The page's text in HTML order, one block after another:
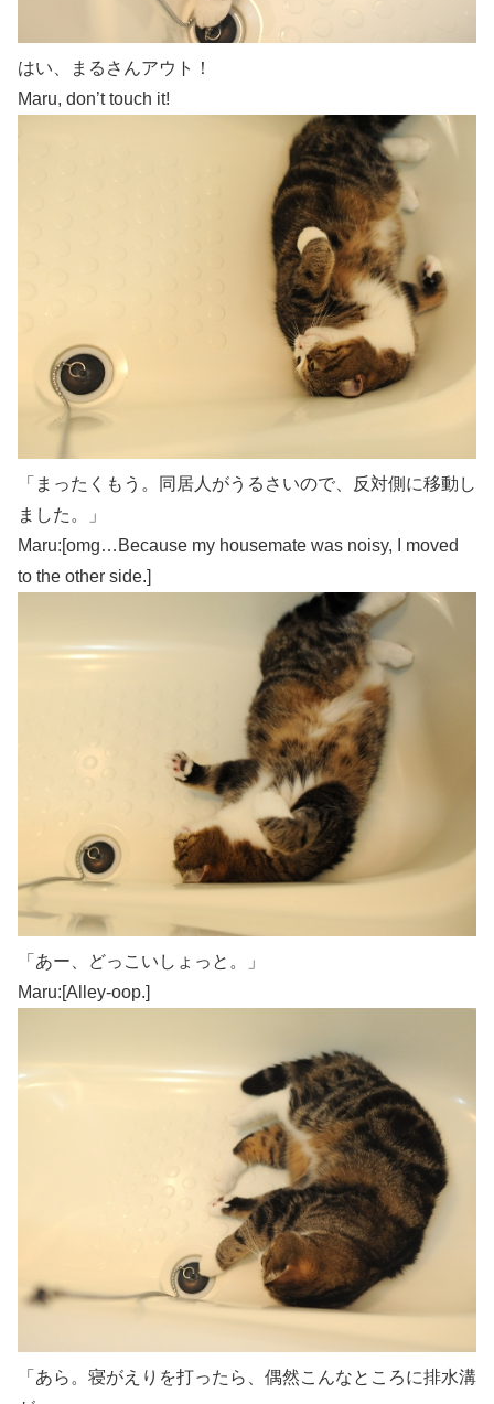
はい、まるさんアウト！
Maru, don’t touch it!
「まったくもう。同居人がうるさいので、反対側に移動し
ました。」
Maru:[omg…Because my housemate was noisy, I moved
to the other side.]
「あー、どっこいしょっと。」
Maru:[Alley-oop.]
「あら。寝がえりを打ったら、偶然こんなところに排水溝